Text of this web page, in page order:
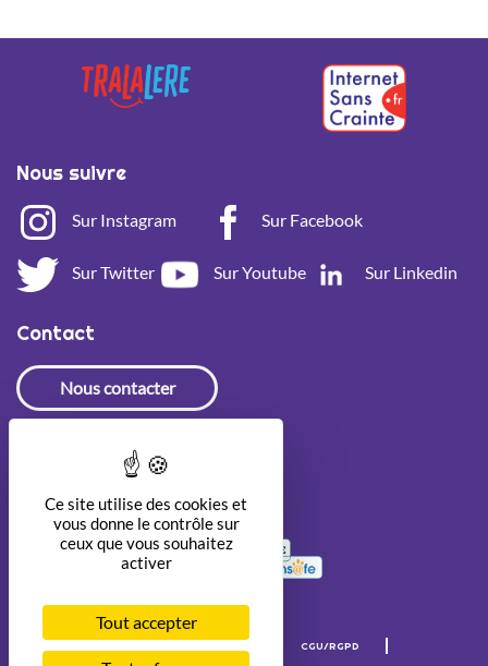
Ce site utilise des cookies et
vous donne le contrôle sur
ceux que vous souhaitez
activer
Tout accepter
Contact
Nous contacter
Nous suivre
Sur Instagram Sur Facebook
Sur Twitter Sur Youtube Sur Linkedin
CGU/RGPD
Accessibilité